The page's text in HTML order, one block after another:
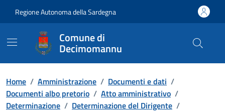
Regione Autonoma della Sardegna
Comune di
Decimomannu
Home / Amministrazione / Documenti e dati /
Documenti albo pretorio / Atto amministrativo /
Determinazione / Determinazione del Dirigente /